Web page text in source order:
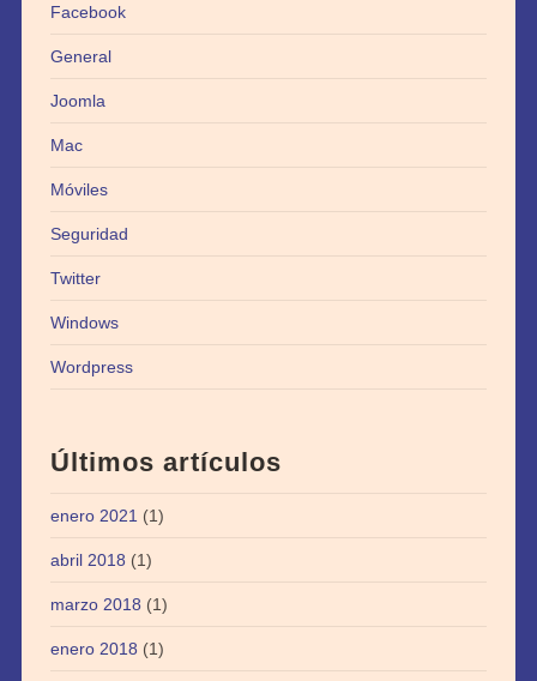
Facebook
General
Joomla
Mac
Móviles
Seguridad
Twitter
Windows
Wordpress
Últimos artículos
enero 2021 (1)
abril 2018 (1)
marzo 2018 (1)
enero 2018 (1)